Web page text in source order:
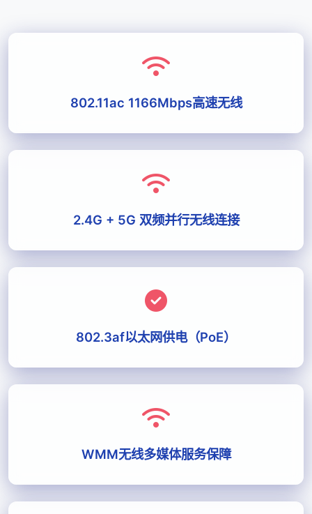
802.11ac 1166Mbps高速无线
2.4G + 5G 双频并行无线连接
802.3af以太网供电（PoE）
WMM无线多媒体服务保障